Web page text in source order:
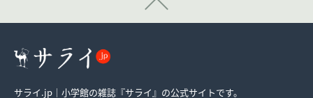
サライ.jp｜小学館の雑誌『サライ』の公式サイトです。